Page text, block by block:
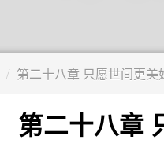
/ 第二十八章 只愿世间更美
第二十八章